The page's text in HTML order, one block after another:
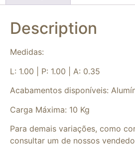
Description
Medidas:
L: 1.00 | P: 1.00 | A: 0.35
Acabamentos disponíveis:
Carga Máxima: 10 Kg
Para demais variações, como
consultar um de nossos